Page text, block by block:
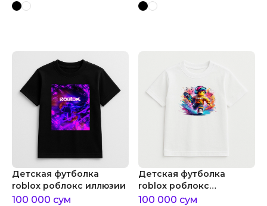
Детская футболка
roblox роблокс иллюзии
100 000 сум
Детская футболка
roblox роблокс
сейтбордист
100 000 сум